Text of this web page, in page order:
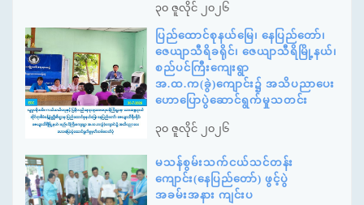
၃၀ ဇူလိုင် ၂၀၂၆
ပြည်ထောင်စုနယ်မြေ၊ နေပြည်တော်၊
ဇေယျာသီရိခရိုင်၊ ဇေယျာသီရိမြို့နယ်၊
စည်ပင်ကြီးကျေးရွာ
အ.ထ.က(ခွဲ)ကျောင်း၌ အသိပညာပေး
ဟောပြောပွဲဆောင်ရွက်မှုသတင်း
၃၀ ဇူလိုင် ၂၀၂၆
မသန်စွမ်းသက်ငယ်သင်တန်း
ကျောင်း(နေပြည်တော်) ဖွင့်ပွဲ
အခမ်းအနား ကျင်းပ